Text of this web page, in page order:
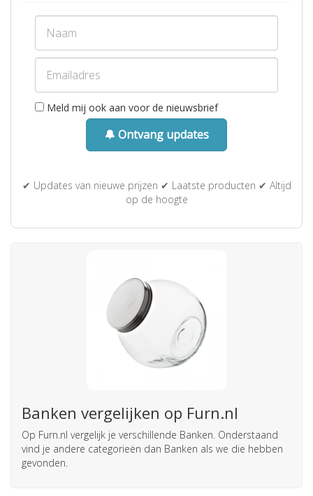
Meld mij ook aan voor de nieuwsbrief
🔔 Ontvang updates
✔ Updates van nieuwe prijzen ✔ Laatste producten ✔ Altijd
op de hoogte
Banken vergelijken op Furn.nl
Op Furn.nl vergelijk je verschillende Banken. Onderstaand
vind je andere categorieën dan Banken als we die hebben
gevonden.